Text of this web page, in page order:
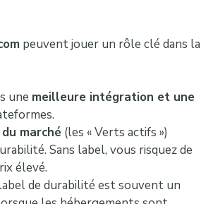
peuvent jouer un rôle clé dans la
une meilleure intégration et une
marché(les « Verts actifs »)
Sans label, vous risquez de
élevé.
de durabilité est souvent un